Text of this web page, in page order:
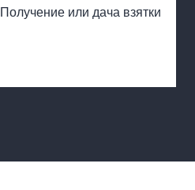
Получение или дача взятки